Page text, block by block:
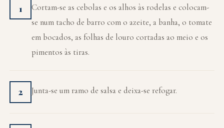
1
Cortam-se as cebolas e os alhos às rodelas e colocam-
se num tacho de barro com o azeite, a banha, o tomate
em bocados, as folhas de louro cortadas ao meio e os
pimentos às tiras.
2 Junta-se um ramo de salsa e deixa-se refogar.